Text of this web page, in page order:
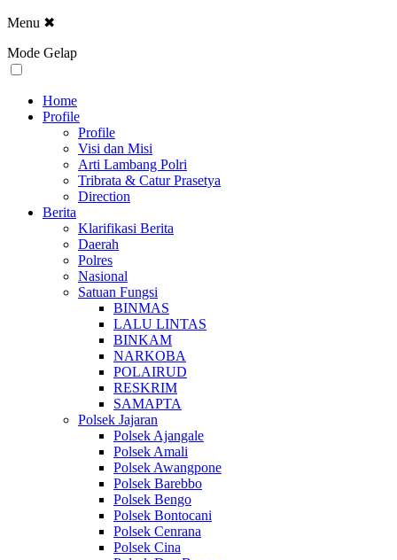
Menu ✖
Mode Gelap
Home
Profile
Profile
Visi dan Misi
Arti Lambang Polri
Tribrata & Catur Prasetya
Direction
Berita
Klarifikasi Berita
Daerah
Polres
Nasional
Satuan Fungsi
BINMAS
LALU LINTAS
BINKAM
NARKOBA
POLAIRUD
RESKRIM
SAMAPTA
Polsek Jajaran
Polsek Ajangale
Polsek Amali
Polsek Awangpone
Polsek Barebbo
Polsek Bengo
Polsek Bontocani
Polsek Cenrana
Polsek Cina